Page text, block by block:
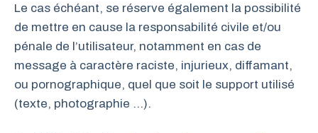
Le cas échéant, se réserve également la possibilité
de mettre en cause la responsabilité civile et/ou
pénale de l’utilisateur, notamment en cas de
message à caractère raciste, injurieux, diffamant,
ou pornographique, quel que soit le support utilisé
(texte, photographie …).